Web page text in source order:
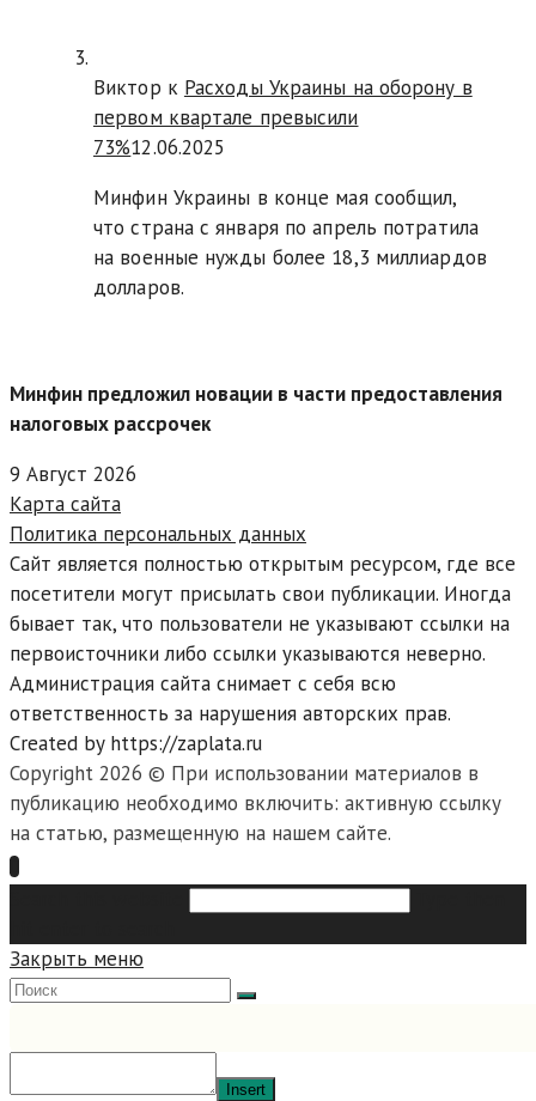
Виктор к Расходы Украины на оборону в
первом квартале превысили
73%12.06.2025
Минфин Украины в конце мая сообщил,
что страна с января по апрель потратила
на военные нужды более 18,3 миллиардов
долларов.
Минфин предложил новации в части предоставления
налоговых рассрочек
9 Август 2026
Карта сайта
Политика персональных данных
Сайт является полностью открытым ресурсом, где все
посетители могут присылать свои публикации. Иногда
бывает так, что пользователи не указывают ссылки на
первоисточники либо ссылки указываются неверно.
Администрация сайта снимает с себя всю
ответственность за нарушения авторских прав.
Created by https://zaplata.ru
Copyright 2026 © При использовании материалов в
публикацию необходимо включить: активную ссылку
на статью, размещенную на нашем сайте.
Закрыть меню
Insert